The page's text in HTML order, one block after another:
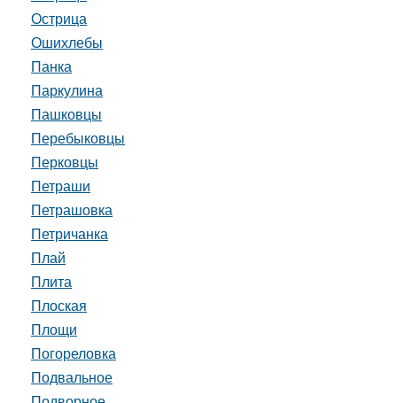
Острица
Ошихлебы
Панка
Паркулина
Пашковцы
Перебыковцы
Перковцы
Петраши
Петрашовка
Петричанка
Плай
Плита
Плоская
Площи
Погореловка
Подвальное